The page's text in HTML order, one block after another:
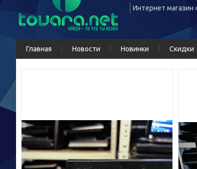
Интернет магазин
Главная Новости Новинки Скидки